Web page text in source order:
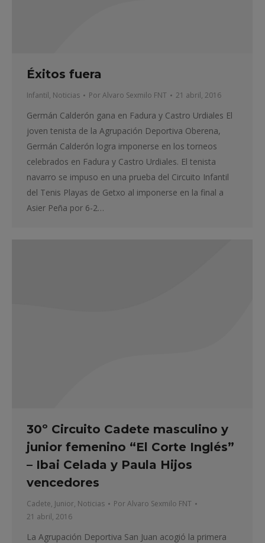
Éxitos fuera
Infantil, Noticias PorAlvaro Sexmilo FNT 21 abril, 2016
Germán Calderón gana en Fadura y Castro Urdiales El
joven tenista de la Agrupación Deportiva Oberena,
Germán Calderón logra imponerse en los torneos
celebrados en Fadura y Castro Urdiales. El tenista
navarro se impuso en una prueba del Circuito Infantil
del Tenis Playas de Getxo al imponerse en la final a
Asier Peña por 6-2…
30º Circuito Cadete masculino y
junior femenino “El Corte Inglés”
– Ibai Celada y Paula Hijos
vencedores
Cadete, Junior, Noticias PorAlvaro Sexmilo FNT
21 abril, 2016
La Agrupación Deportiva San Juan acogió la primera